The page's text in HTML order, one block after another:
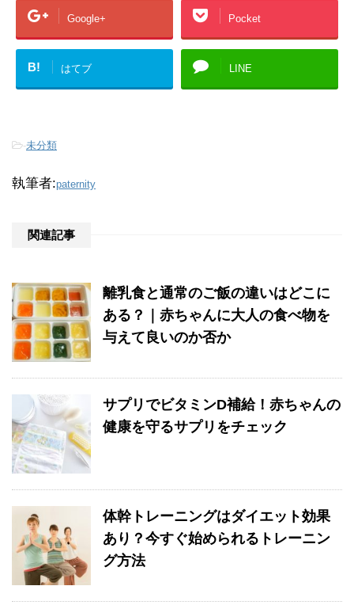
Google+ Pocket
B! はてブ LINE
-未分類
執筆者:paternity
関連記事
離乳食と通常のご飯の違いはどこに
ある？｜赤ちゃんに大人の食べ物を
与えて良いのか否か
サプリでビタミンD補給！赤ちゃんの
健康を守るサプリをチェック
体幹トレーニングはダイエット効果
あり？今すぐ始められるトレーニン
グ方法